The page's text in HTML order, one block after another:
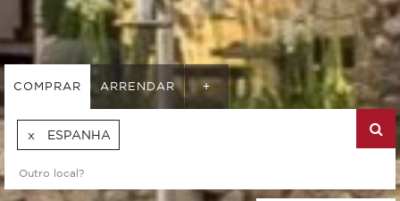
COMPRAR ARRENDAR +
ESPANHA